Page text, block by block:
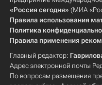
«Россия сегодня» (МИА
Правила использования
Политика
Правила применения
Главный редактор:
Адрес электронной почты
По вопросам размещения